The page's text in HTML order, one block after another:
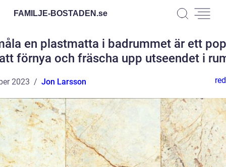
FAMILJE-BOSTADEN.se
en plastmatta i badrummet är ett
förnya och fräscha upp utseendet i
2023 Jon Larsson